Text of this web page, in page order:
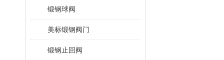
锻钢球阀
美标锻钢阀门
锻钢止回阀